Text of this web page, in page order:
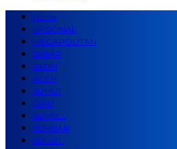
Home
NASIONAL
MEGAPOLITAN
JABAR
JATIM
ACEH
SUMUT
RIAU
SUMSEL
SUMBAR
SULSEL